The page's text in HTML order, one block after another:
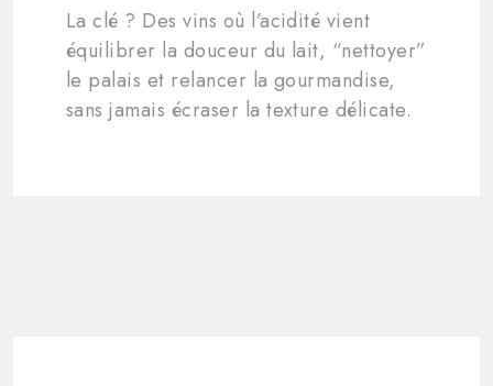
La clé ? Des vins où l’acidité vient
équilibrer la douceur du lait, “nettoyer”
le palais et relancer la gourmandise,
sans jamais écraser la texture délicate.